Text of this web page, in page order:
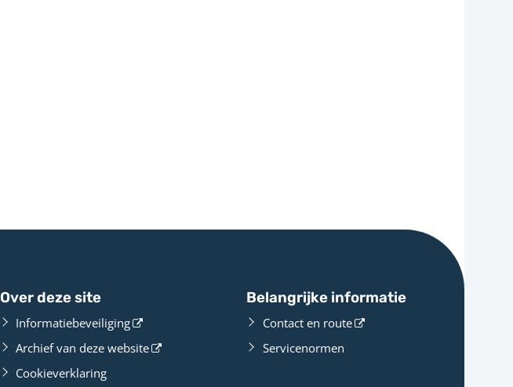
Over deze site
Informatiebeveiliging
Archief van deze website
Cookieverklaring
Belangrijke informatie
Contact en route
Servicenormen